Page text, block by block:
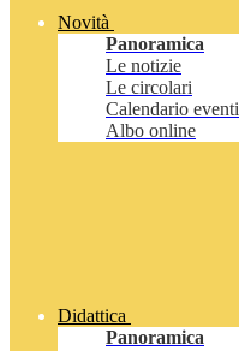
Novità
Panoramica
Le notizie
Le circolari
Calendario eventi
Albo online
Didattica
Panoramica